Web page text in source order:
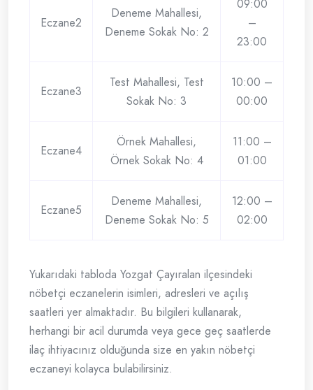
Eczane2
Deneme Mahallesi,
Deneme Sokak No: 2
09:00
–
23:00
Eczane3
Test Mahallesi, Test
Sokak No: 3
10:00 –
00:00
Eczane4
Örnek Mahallesi,
Örnek Sokak No: 4
11:00 –
01:00
Eczane5
Deneme Mahallesi,
Deneme Sokak No: 5
12:00 –
02:00
Yukarıdaki tabloda Yozgat Çayıralan ilçesindeki
nöbetçi eczanelerin isimleri, adresleri ve açılış
saatleri yer almaktadır. Bu bilgileri kullanarak,
herhangi bir acil durumda veya gece geç saatlerde
ilaç ihtiyacınız olduğunda size en yakın nöbetçi
eczaneyi kolayca bulabilirsiniz.